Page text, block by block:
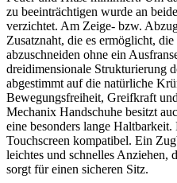
zu beeinträchtigen wurde an
verzichtet. Am Zeige- bzw.
Zusatznaht, die es ermöglicht,
abzuschneiden ohne ein
dreidimensionale Strukturierung
abgestimmt auf die natürliche
Bewegungsfreiheit, Greifkraft
Mechanix Handschuhe besitzt
eine besonders lange
Touchscreen kompatibel. Ein
leichtes und schnelles Anziehen,
sorgt für einen sicheren Sitz.